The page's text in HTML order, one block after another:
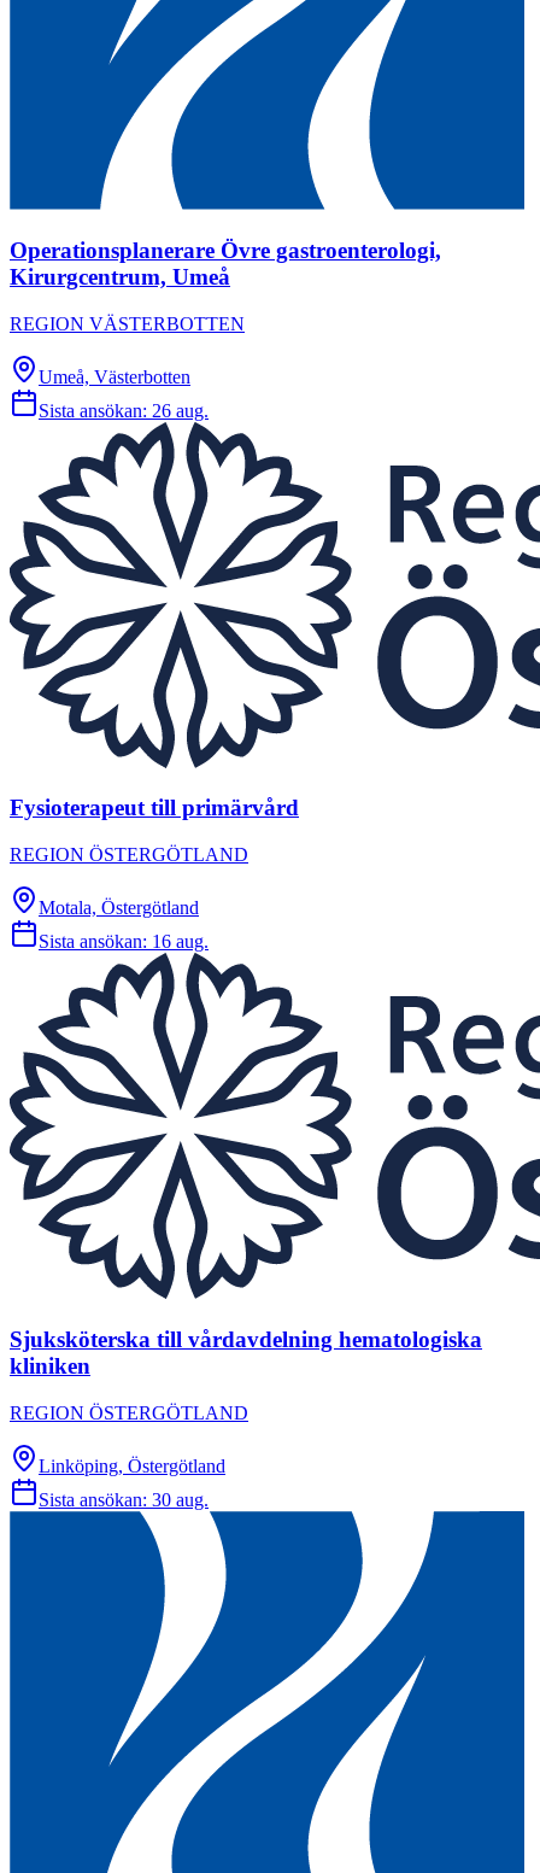
Operationsplanerare Övre gastroenterologi,
Kirurgcentrum, Umeå
REGION VÄSTERBOTTEN
Umeå, Västerbotten
Sista ansökan: 26 aug.
Fysioterapeut till primärvård
REGION ÖSTERGÖTLAND
Motala, Östergötland
Sista ansökan: 16 aug.
Sjuksköterska till vårdavdelning hematologiska
kliniken
REGION ÖSTERGÖTLAND
Linköping, Östergötland
Sista ansökan: 30 aug.